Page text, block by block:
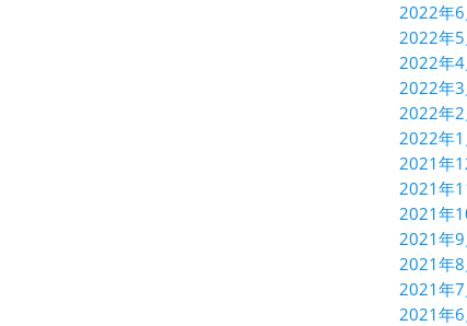
2022年6
2022年5
2022年4
2022年3
2022年2
2022年1
2021年
2021年
2021年
2021年9
2021年8
2021年7
2021年6